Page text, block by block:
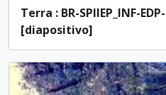
Terra : BR-SPIIEP_INF-
[diapositivo]